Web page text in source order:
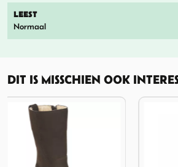
LEEST
Normaal
DIT IS MISSCHIEN OOK